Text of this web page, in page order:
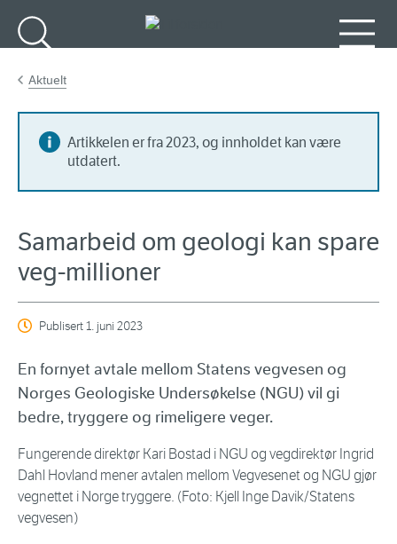
Aktuelt
Artikkelen er fra 2023, og innholdet kan være
utdatert.
Samarbeid om geologi kan spare
veg-millioner
Publisert1. juni 2023
En fornyet avtale mellom Statens vegvesen og
Norges Geologiske Undersøkelse (NGU) vil gi
bedre, tryggere og rimeligere veger.
Fungerende direktør Kari Bostad i NGU og vegdirektør Ingrid
Dahl Hovland mener avtalen mellom Vegvesenet og NGU gjør
vegnettet i Norge tryggere. (Foto: Kjell Inge Davik/Statens
vegvesen)